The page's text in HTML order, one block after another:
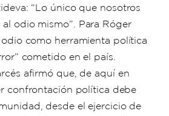
“Lo único que nosotros
odio mismo”. Para Róger
odio como herramienta política
cometido en el país.
afirmó que, de aquí en
confrontación política debe
desde el ejercicio de